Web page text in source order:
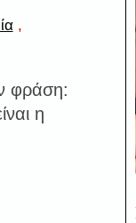
,
φράση:
η